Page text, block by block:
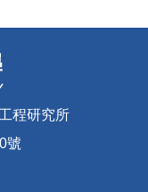
程研究所
號